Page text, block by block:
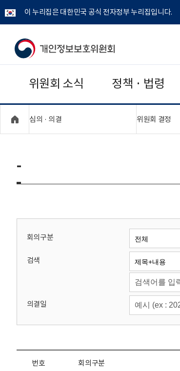
이 누리집은 대한민국 공식 전자정부 누리집입니다.
개
보
보
위
회
위원회 소식 정책 · 법령
심의 · 의결 위원회 결정
-
회의구분
검색
의결일
번호 회의구분